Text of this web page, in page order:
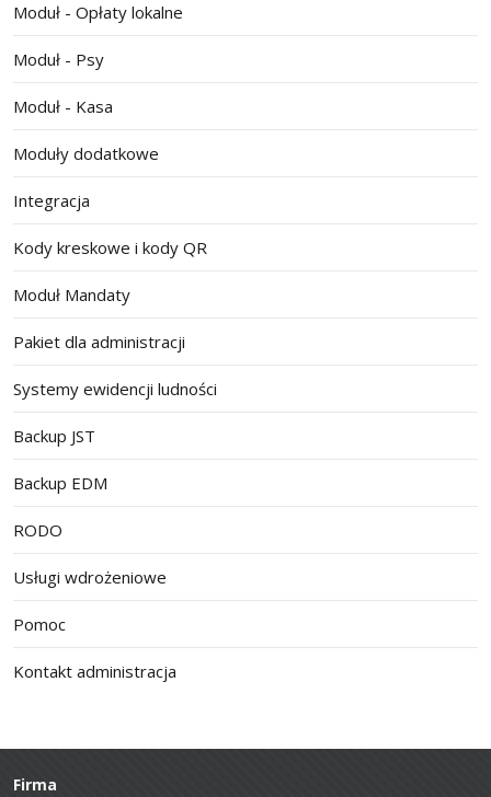
Moduł - Opłaty lokalne
Moduł - Psy
Moduł - Kasa
Moduły dodatkowe
Integracja
Kody kreskowe i kody QR
Moduł Mandaty
Pakiet dla administracji
Systemy ewidencji ludności
Backup JST
Backup EDM
RODO
Usługi wdrożeniowe
Pomoc
Kontakt administracja
Firma